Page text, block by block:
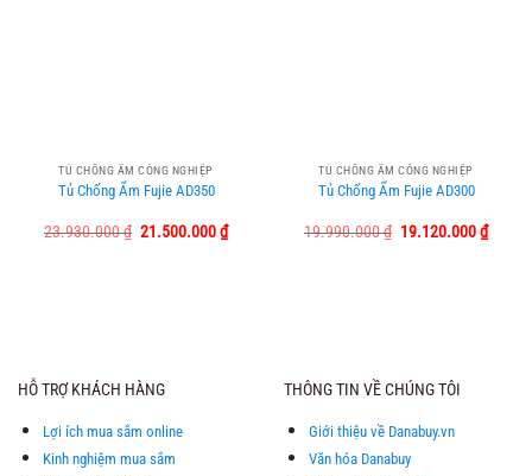
TỦ CHỐNG ẨM CÔNG NGHIỆP
Tủ Chống Ẩm Fujie AD350
23.930.000₫ Giá
21.500.000₫Giá
hiện
TỦ CHỐNG ẨM CÔNG NGHIỆP
Tủ Chống Ẩm Fujie AD300
19.990.000₫ Giá
19.120.000₫Giá
hiện
HỖ TRỢ KHÁCH HÀNG
Lợi ích mua sắm online
Kinh nghiệm mua sắm
THÔNG TIN VỀ CHÚNG TÔI
Giới thiệu về Danabuy.vn
Văn hóa Danabuy